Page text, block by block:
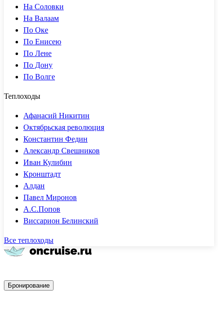
На Соловки
На Валаам
По Оке
По Енисею
По Лене
По Дону
По Волге
Теплоходы
Афанасий Никитин
Октябрьская революция
Константин Федин
Александр Свешников
Иван Кулибин
Кронштадт
Алдан
Павел Миронов
А.С.Попов
Виссарион Белинский
Все теплоходы
Бронирование